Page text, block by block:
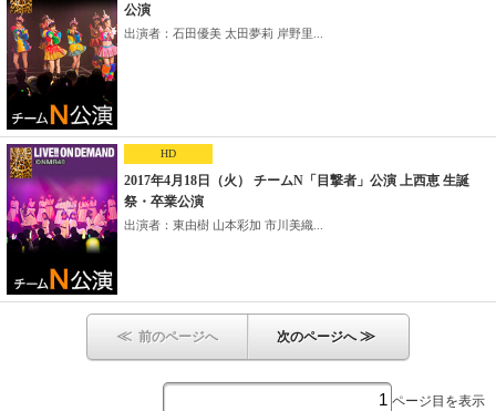
公演
出演者：石田優美 太田夢莉 岸野里...
HD
2017年4月18日（火） チームN「目撃者」公演 上西恵 生誕
祭・卒業公演
出演者：東由樹 山本彩加 市川美織...
≪ 前のページへ 次のページへ≫
ページ目を表示